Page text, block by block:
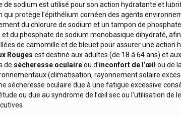
de sodium est utilisé pour son action hydratante et
qui protège l’épithélium cornéen des agents
du chlorure de sodium et un tampon de
du phosphate de sodium monobasique dihydraté,
de camomille et de bleuet pour assurer une action
Rouges est destiné aux adultes (de 18 à 64 ans) et
de sécheresse oculaireou d’inconfort de l’œil ou de
(climatisation, rayonnement solaire
sécheresse oculaire due à une fatigue excessive
ou due au syndrome de l’œil sec ou l’utilisation